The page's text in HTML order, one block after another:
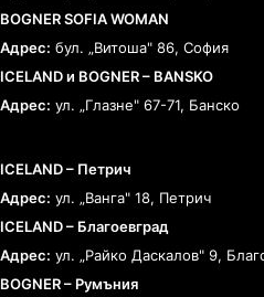
BOGNER SOFIA WOMAN
Адрес: бул. „Витоша" 86, София
ICELAND и BOGNER – BANSKO
Адрес: ул. „Глазне" 67-71, Банско
ICELAND – Петрич
Адрес: ул. „Ванга" 18, Петрич
ICELAND – Благоевград
Адрес: ул. „Райко Даскалов" 9,
BOGNER – Румъния